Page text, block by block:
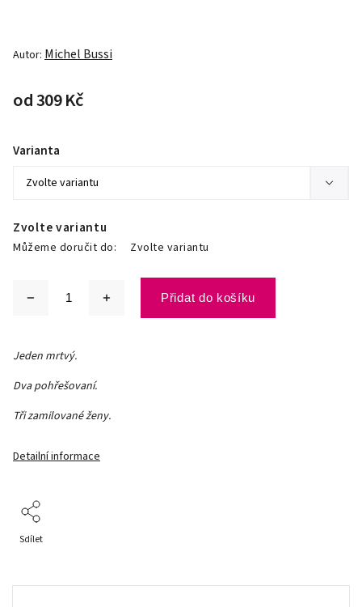
Autor: Michel Bussi
od309 Kč
Zvolte variantu
Můžeme doručit do: Zvolte variantu
Varianta
Přidat do košíku
Jeden mrtvý.
Dva pohřešovaní.
Tři zamilované ženy.
Detailní informace
Sdílet